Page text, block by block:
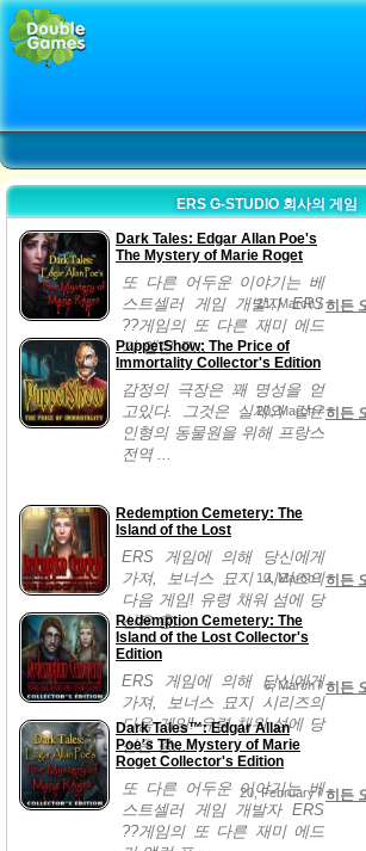
ERS G-STUDIO 회사의 게임
Dark Tales: Edgar Allan Poe's
The Mystery of Marie Roget
또 다른 어두운 이야기는 베
스트셀러 게임 개발자 ERS
??게임의 또 다른 재미 에드
가 앨런 포...
21, March /히든
PuppetShow: The Price of
Immortality Collector's Edition
감정의 극장은 꽤 명성을 얻
고있다. 그것은 실제와 같은
인형의 동물원을 위해 프랑스
전역 ...
20, March /히든
Redemption Cemetery: The
Island of the Lost
ERS 게임에 의해 당신에게
가져, 보너스 묘지 시리즈의
다음 게임! 유령 채워 섬에 당
신은 충...
10, March /히든
Redemption Cemetery: The
Island of the Lost Collector's
Edition
ERS 게임에 의해 당신에게
가져, 보너스 묘지 시리즈의
다음 게임! 유령 채워 섬에 당
신은 충...
6, March /히든
Dark Tales™: Edgar Allan
Poe's The Mystery of Marie
Roget Collector's Edition
또 다른 어두운 이야기는 베
스트셀러 게임 개발자 ERS
??게임의 또 다른 재미 에드
20, February /히든